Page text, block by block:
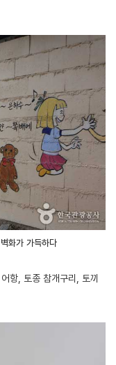
화가 가득하다
항, 토종 참개구리, 토끼